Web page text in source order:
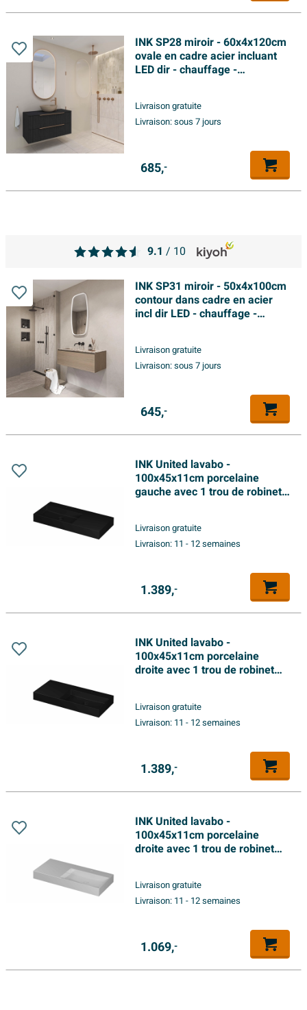
INK SP28 miroir - 60x4x120cm
ovale en cadre acier incluant
LED dir - chauffage -
cuivre brossé
Livraison gratuite
Livraison:sous 7 jours
685,-
INK SP31 miroir - 50x4x100cm
contour dans cadre en acier
incl dir LED - chauffage -
blanc mat
Livraison gratuite
Livraison:sous 7 jours
645,-
INK United lavabo -
100x45x11cm porcelaine
gauche avec 1 trou de robinet
plein dissimulé - noir mat
Livraison gratuite
Livraison: 11 - 12 semaines
1.389,-
INK United lavabo -
100x45x11cm porcelaine
droite avec 1 trou de robinet
- noir mat
Livraison gratuite
Livraison: 11 - 12 semaines
1.389,-
INK United lavabo -
100x45x11cm porcelaine
droite avec 1 trou de robinet
- blanc brillant
Livraison gratuite
Livraison: 11 - 12 semaines
1.069,-
9.1 / 10